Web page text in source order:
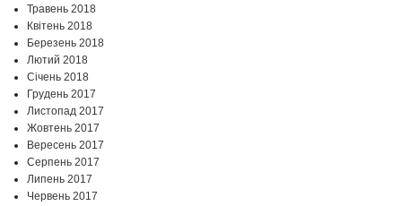
Травень 2018
Квітень 2018
Березень 2018
Лютий 2018
Січень 2018
Грудень 2017
Листопад 2017
Жовтень 2017
Вересень 2017
Серпень 2017
Липень 2017
Червень 2017